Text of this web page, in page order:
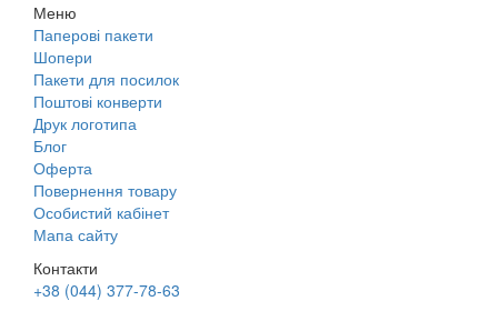
Меню
Паперові пакети
Шопери
Пакети для посилок
Поштові конверти
Друк логотипа
Блог
Оферта
Повернення товару
Особистий кабінет
Мапа сайту
Контакти
+38 (044) 377-78-63